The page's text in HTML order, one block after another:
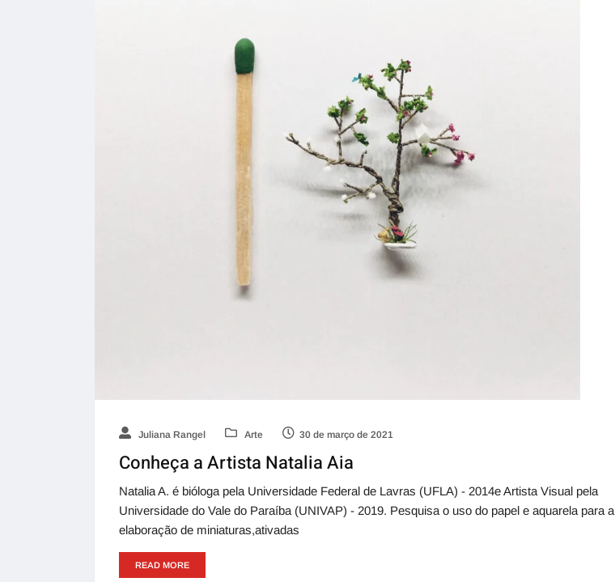
Juliana Rangel Arte 30 de março de 2021
Conheça a Artista Natalia Aia
Natalia A. é bióloga pela Universidade Federal de Lavras (UFLA) - 2014e Artista Visual pela
Universidade do Vale do Paraíba (UNIVAP) - 2019. Pesquisa o uso do papel e aquarela para a
elaboração de miniaturas,ativadas
READ MORE